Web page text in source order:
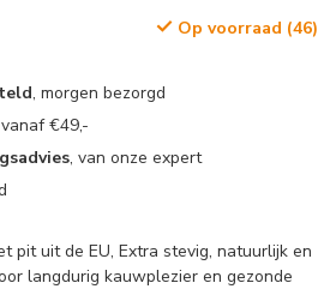
Op voorraad (46)
, morgen bezorgd
€49,-
, van onze expert
pit uit de EU, Extra stevig, natuurlijk en
langdurig kauwplezier en gezonde